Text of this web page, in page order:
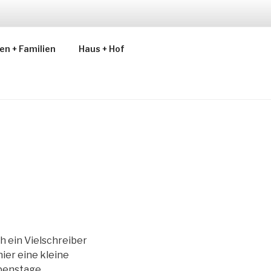
+ Familien Haus + Hof
ein Vielschreiber
eine kleine